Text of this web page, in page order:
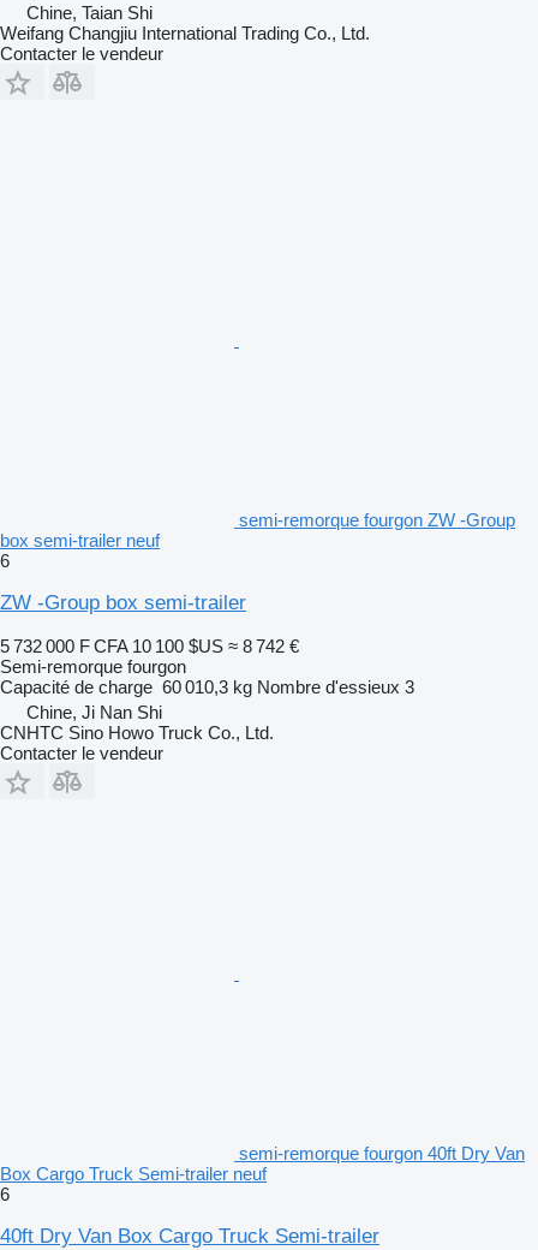
Chine, Taian Shi
Weifang Changjiu International Trading Co., Ltd.
Contacter le vendeur
semi-remorque fourgon ZW -Group
box semi-trailer neuf
6
ZW -Group box semi-trailer
5 732 000 F CFA 10 100 $US ≈ 8 742 €
Semi-remorque fourgon
Capacité de charge 60 010,3 kg Nombre d'essieux 3
Chine, Ji Nan Shi
CNHTC Sino Howo Truck Co., Ltd.
Contacter le vendeur
semi-remorque fourgon 40ft Dry Van
Box Cargo Truck Semi-trailer neuf
6
40ft Dry Van Box Cargo Truck Semi-trailer